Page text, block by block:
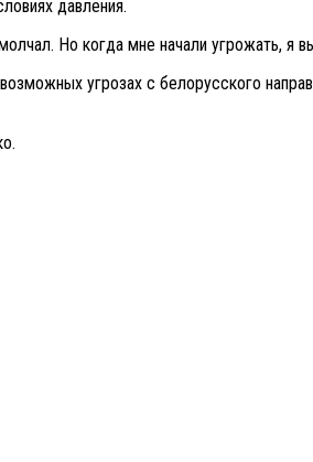
давления.
Но когда мне начали угрожать, я
угрозах с белорусского